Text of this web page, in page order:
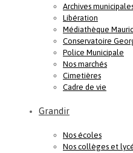
Archives
Libération
Médiathèque
Conservatoire
Police Municipale
Nos marchés
Cimetières
Cadre de vie
Grandir
Nos écoles
Nos collèges et